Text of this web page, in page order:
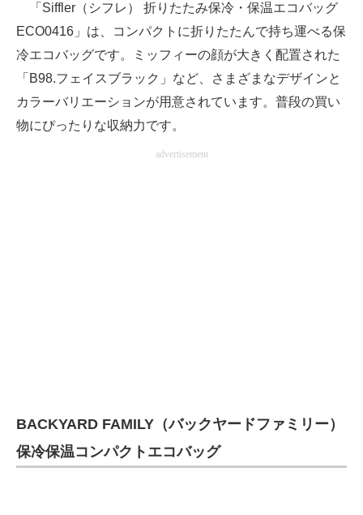
「Siffler（シフレ） 折りたたみ保冷・保温エコバッグ
ECO0416」は、コンパクトに折りたたんで持ち運べる保
冷エコバッグです。ミッフィーの顔が大きく配置された
「B98.フェイスブラック」など、さまざまなデザインと
カラーバリエーションが用意されています。普段の買い
物にぴったりな収納力です。
advertisement
BACKYARD FAMILY（バックヤードファミリー）
保冷保温コンパクトエコバッグ